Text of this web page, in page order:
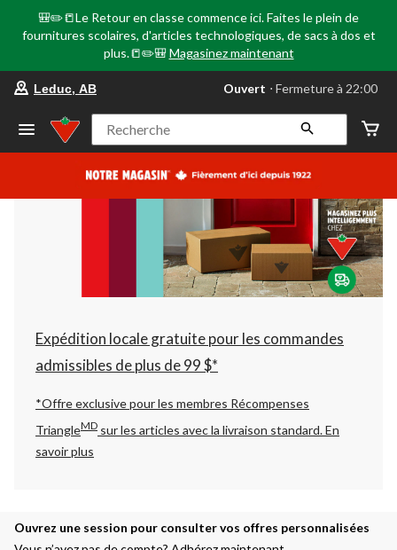
🎒✏️📒Le Retour en classe commence ici. Faites le plein de
fournitures scolaires, d'articles technologiques, de sacs à dos et
plus.📒✏️🎒 Magasinez maintenant
votre
préféré
Leduc,
AB,
courament
Fermeture
à
22:00
cliquer
pour
changer
Leduc, AB Ouvert ⋅ Fermeture à 22:00
Recherche
Expédition locale gratuite pour les commandes
admissibles de plus de 99 $*
*Offre exclusive pour les membres Récompenses
TriangleMD sur les articles avec la livraison standard.En
savoir plus
Ouvrez une session pour consulter vos offres personnalisées